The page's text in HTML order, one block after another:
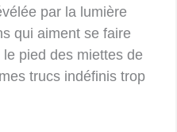
par la lumière
qui aiment se faire
pied des miettes de
trucs indéfinis trop